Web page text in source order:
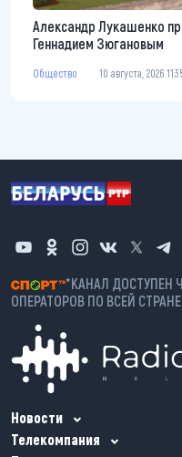
Александр Лукашенко
Геннадием Зюгановым
Общество 10 августа, 2026
*КАНАЛ ДОСТУПЕН
ОПЕРАТОРОВ ПО ВСЕЙ
Новости
Телекомпания